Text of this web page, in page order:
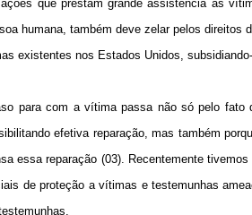
que prestam grande assistência às
humana, também deve zelar pelos
existentes nos Estados Unidos,
para com a vítima passa não só pelo fato
efetiva reparação, mas também
essa reparação (03). Recentemente
de proteção a vítimas e testemunhas